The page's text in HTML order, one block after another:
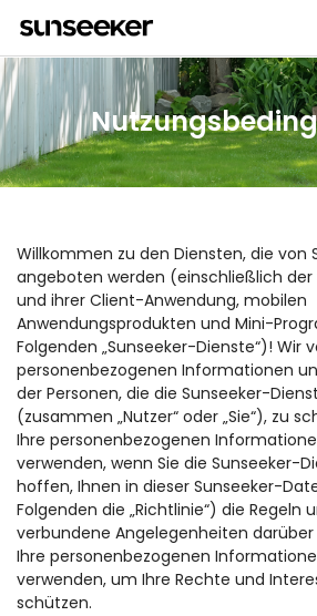
Willkommen zu den Diensten, die von
angeboten werden (einschließlich der
und ihrer Client-Anwendung, mobilen
Anwendungsprodukten und Mini-
Folgenden „Sunseeker-Dienste“)! Wir
personenbezogenen Informationen
der Personen, die die Sunseeker-
(zusammen „Nutzer“ oder „Sie“), zu
Ihre personenbezogenen
verwenden, wenn Sie die Sunseeker-
hoffen, Ihnen in dieser Sunseeker-
Folgenden die „Richtlinie“) die Regeln
verbundene Angelegenheiten darüber
Ihre personenbezogenen
verwenden, um Ihre Rechte und
schützen.